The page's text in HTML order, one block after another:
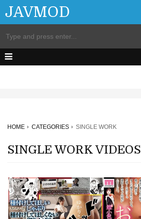
JAVMOD
HOME CATEGORIES SINGLE WORK
SINGLE WORK VIDEOS